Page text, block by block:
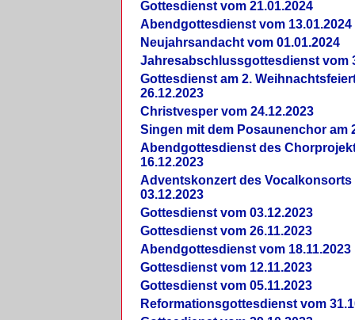
Gottesdienst vom 21.01.2024
Abendgottesdienst vom 13.01.2024
Neujahrsandacht vom 01.01.2024
Jahresabschlussgottesdienst vom
Gottesdienst am 2.
26.12.2023
Christvesper vom 24.12.2023
Singen mit dem Posaunenchor am
Abendgottesdienst des
16.12.2023
Adventskonzert des Vocalkonsorts
03.12.2023
Gottesdienst vom 03.12.2023
Gottesdienst vom 26.11.2023
Abendgottesdienst vom 18.11.2023
Gottesdienst vom 12.11.2023
Gottesdienst vom 05.11.2023
Reformationsgottesdienst vom